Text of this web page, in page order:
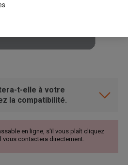
t-elle à votre
la compatibilité.
en ligne, s'il vous plaît cliquez
vous contactera directement.